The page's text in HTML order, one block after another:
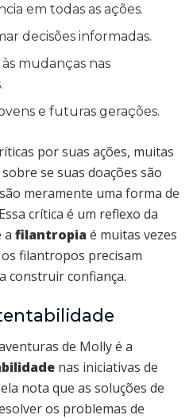
em todas as ações.
decisões informadas.
mudanças nas
e futuras gerações.
por suas ações, muitas
se suas doações são
meramente uma forma de
crítica é um reflexo da
a filantropia é muitas vezes
filantropos precisam
construir confiança.
de Molly é a
nas iniciativas de
nota que as soluções de
os problemas de